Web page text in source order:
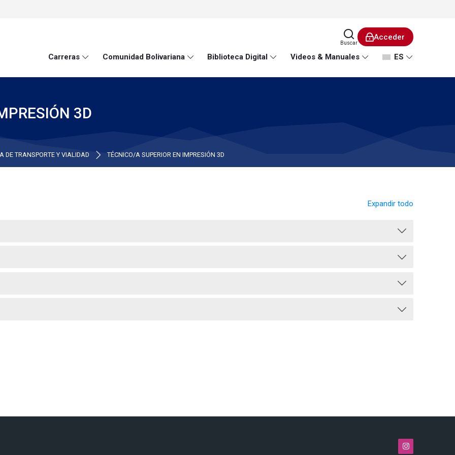
Carreras Comunidad Bolivariana Biblioteca Digital Videos & Manuales ES
Buscar
Acceder
3D
DE TRANSPORTE Y VIALIDAD TÉCNICO/A SUPERIOR EN IMPRESIÓN 3D
Expandir todo